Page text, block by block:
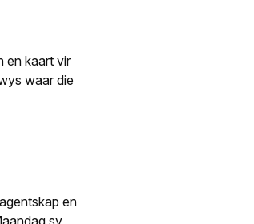
en kaart vir
waar die
en
sy